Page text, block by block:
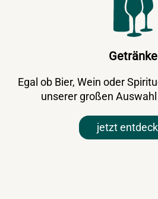
Getränke
Egal ob Bier, Wein oder
unserer großen
jetzt